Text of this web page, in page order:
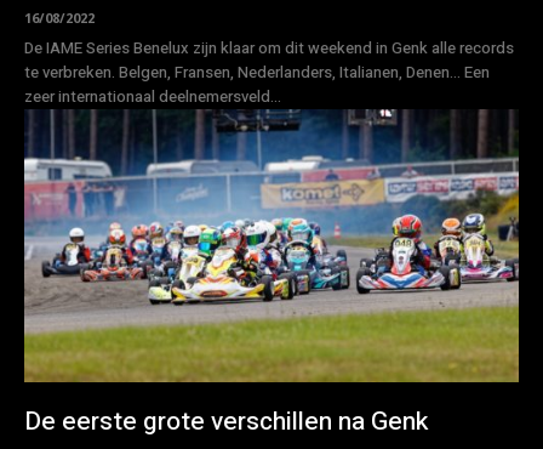
16/08/2022
De IAME Series Benelux zijn klaar om dit weekend in Genk alle records
te verbreken. Belgen, Fransen, Nederlanders, Italianen, Denen… Een
zeer internationaal deelnemersveld...
De eerste grote verschillen na Genk